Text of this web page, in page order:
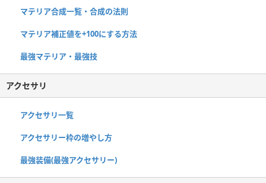
マテリア合成一覧・合成の法則
マテリア補正値を+100にする方法
最強マテリア・最強技
アクセサリ
アクセサリ一覧
アクセサリー枠の増やし方
最強装備(最強アクセサリー)